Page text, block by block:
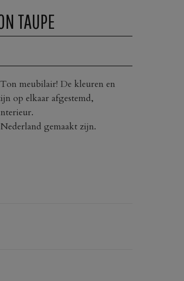
TAUPE
meubilair! De kleuren en
op elkaar afgestemd,
gemaakt zijn.